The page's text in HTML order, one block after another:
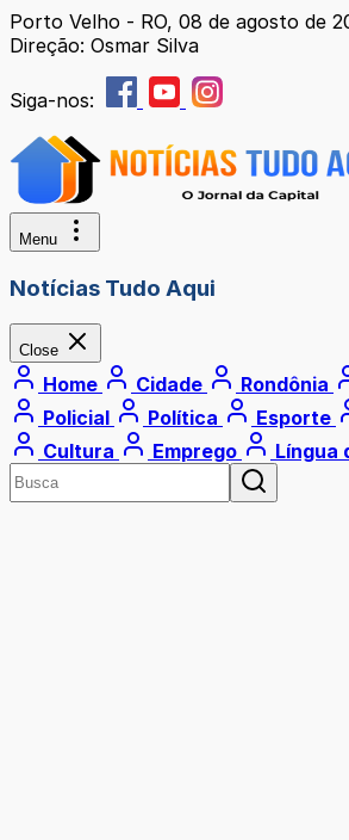
Porto Velho - RO, 08 de agosto de
Direção: Osmar Silva
Siga-nos:
Menu
Notícias Tudo Aqui
Close
Home Cidade Rondônia
Policial
Política Esporte
Cultura
Emprego Língua